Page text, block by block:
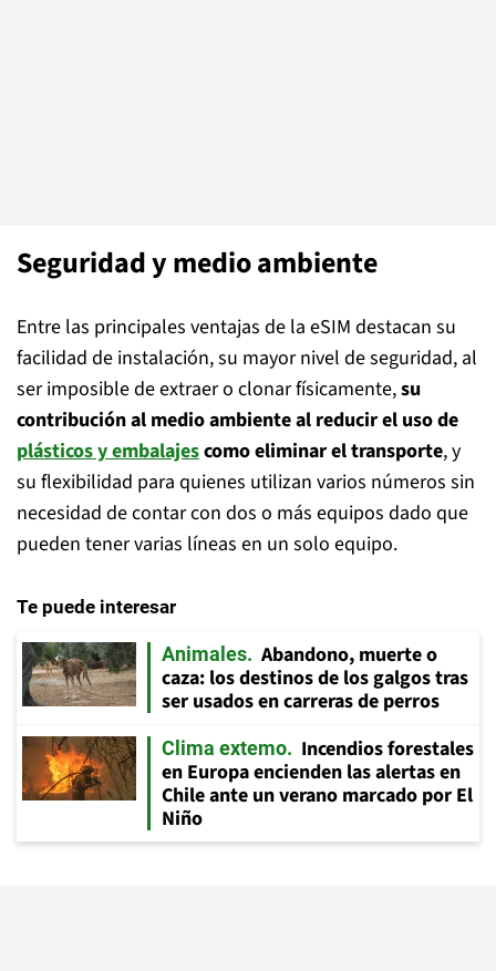
Seguridad y medio ambiente
Entre las principales ventajas de la eSIM destacan su
facilidad de instalación, su mayor nivel de seguridad, al
ser imposible de extraer o clonar físicamente,su
contribución al medio ambiente al reducir el uso de
plásticos y embalajescomo eliminar el transporte, y
su flexibilidad para quienes utilizan varios números sin
necesidad de contar con dos o más equipos dado que
pueden tener varias líneas en un solo equipo.
Te puede interesar
Animales
Abandono, muerte o
caza: los destinos de los galgos tras
ser usados en carreras de perros
Clima extemo
Incendios forestales
en Europa encienden las alertas en
Chile ante un verano marcado por El
Niño